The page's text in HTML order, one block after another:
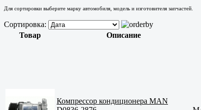
Для сортировки выберите марку автомобиля, модель и изготовителя запчастей.
Сортировка:
Товар
Описание
Компрессор кондиционера MAN